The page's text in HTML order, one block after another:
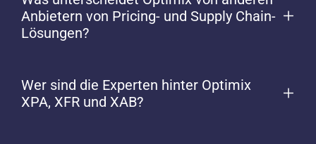
Anbietern von Pricing- und Supply Chain-
Lösungen?
Wer sind die Experten hinter Optimix
XPA, XFR und XAB?